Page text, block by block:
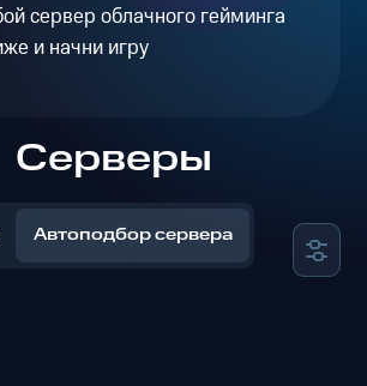
сервер облачного гейминга
и начни игру
Серверы
Автоподбор сервера